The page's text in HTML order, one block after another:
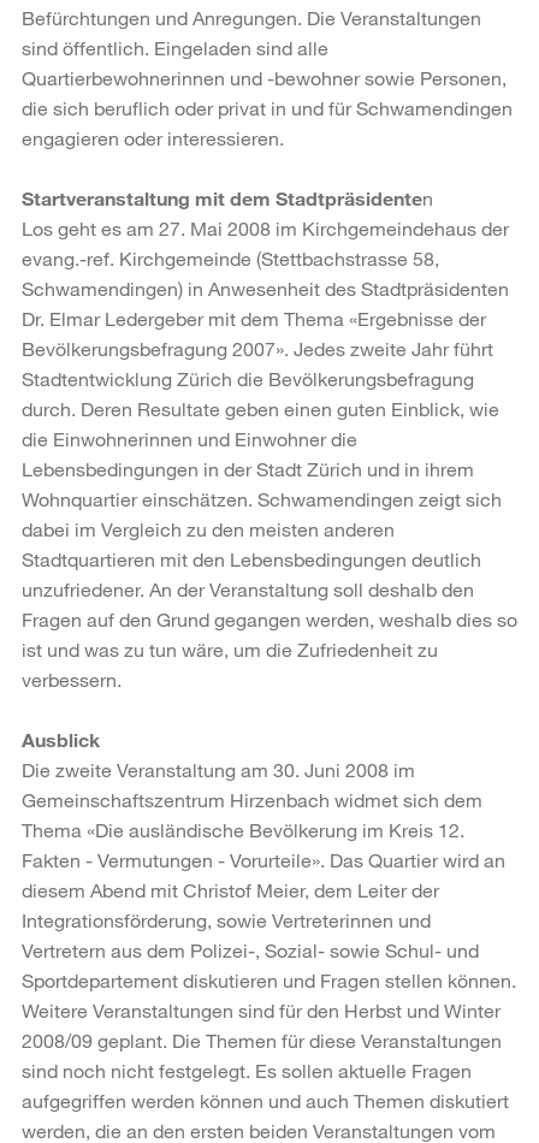
Befürchtungen und Anregungen. Die Veranstaltungen
sind öffentlich. Eingeladen sind alle
Quartierbewohnerinnen und -bewohner sowie Personen,
die sich beruflich oder privat in und für Schwamendingen
engagieren oder interessieren.
Startveranstaltung mit dem Stadtpräsidenten
Los geht es am 27. Mai 2008 im Kirchgemeindehaus der
evang.-ref. Kirchgemeinde (Stettbachstrasse 58,
Schwamendingen) in Anwesenheit des Stadtpräsidenten
Dr. Elmar Ledergeber mit dem Thema «Ergebnisse der
Bevölkerungsbefragung 2007». Jedes zweite Jahr führt
Stadtentwicklung Zürich die Bevölkerungsbefragung
durch. Deren Resultate geben einen guten Einblick, wie
die Einwohnerinnen und Einwohner die
Lebensbedingungen in der Stadt Zürich und in ihrem
Wohnquartier einschätzen. Schwamendingen zeigt sich
dabei im Vergleich zu den meisten anderen
Stadtquartieren mit den Lebensbedingungen deutlich
unzufriedener. An der Veranstaltung soll deshalb den
Fragen auf den Grund gegangen werden, weshalb dies so
ist und was zu tun wäre, um die Zufriedenheit zu
verbessern.
Ausblick
Die zweite Veranstaltung am 30. Juni 2008 im
Gemeinschaftszentrum Hirzenbach widmet sich dem
Thema «Die ausländische Bevölkerung im Kreis 12.
Fakten - Vermutungen - Vorurteile». Das Quartier wird an
diesem Abend mit Christof Meier, dem Leiter der
Integrationsförderung, sowie Vertreterinnen und
Vertretern aus dem Polizei-, Sozial- sowie Schul- und
Sportdepartement diskutieren und Fragen stellen können.
Weitere Veranstaltungen sind für den Herbst und Winter
2008/09 geplant. Die Themen für diese Veranstaltungen
sind noch nicht festgelegt. Es sollen aktuelle Fragen
aufgegriffen werden können und auch Themen diskutiert
werden, die an den ersten beiden Veranstaltungen vom